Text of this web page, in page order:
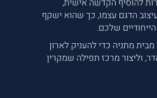
להוסיף הקדשה אישית,
הדגם עצמו, כך שהוא ישקף
שלכם.
מתניה כדי להעניק לארון
וליצור מרכז תפילה שמקרין